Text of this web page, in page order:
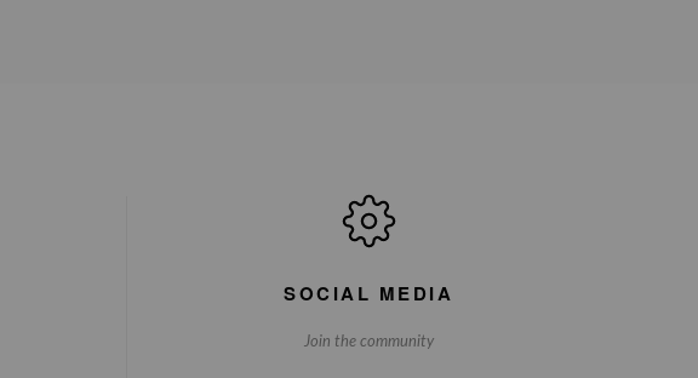
SOCIAL MEDIA
Join the community